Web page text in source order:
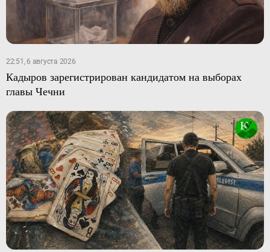
22:51, 6 августа 2026
Кадыров зарегистрирован кандидатом на выборах
главы Чечни